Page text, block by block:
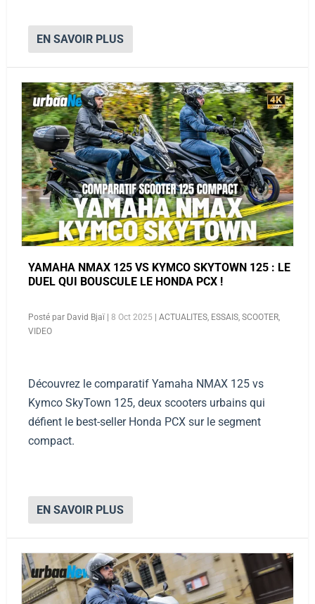
EN SAVOIR PLUS
YAMAHA NMAX 125 VS KYMCO SKYTOWN 125 : LE
DUEL QUI BOUSCULE LE HONDA PCX !
Posté par David Bjaï| 8 Oct 2025 ACTUALITES, ESSAIS, SCOOTER,
VIDEO
Découvrez le comparatif Yamaha NMAX 125 vs
Kymco SkyTown 125, deux scooters urbains qui
défient le best-seller Honda PCX sur le segment
compact.
EN SAVOIR PLUS